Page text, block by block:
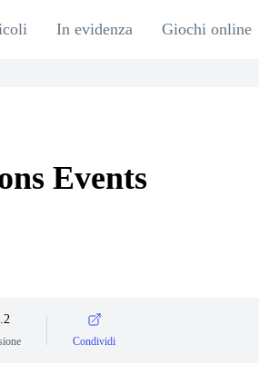
In evidenza Giochi online
Events
Condividi